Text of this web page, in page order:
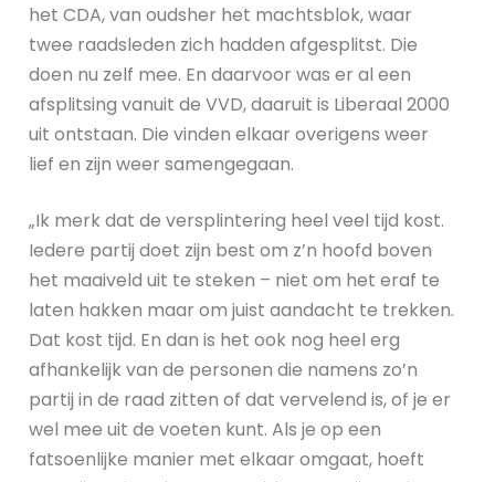
het CDA, van oudsher het machtsblok, waar
twee raadsleden zich hadden afgesplitst. Die
doen nu zelf mee. En daarvoor was er al een
afsplitsing vanuit de VVD, daaruit is Liberaal 2000
uit ontstaan. Die vinden elkaar overigens weer
lief en zijn weer samengegaan.
„Ik merk dat de versplintering heel veel tijd kost.
Iedere partij doet zijn best om z’n hoofd boven
het maaiveld uit te steken – niet om het eraf te
laten hakken maar om juist aandacht te trekken.
Dat kost tijd. En dan is het ook nog heel erg
afhankelijk van de personen die namens zo’n
partij in de raad zitten of dat vervelend is, of je er
wel mee uit de voeten kunt. Als je op een
fatsoenlijke manier met elkaar omgaat, hoeft